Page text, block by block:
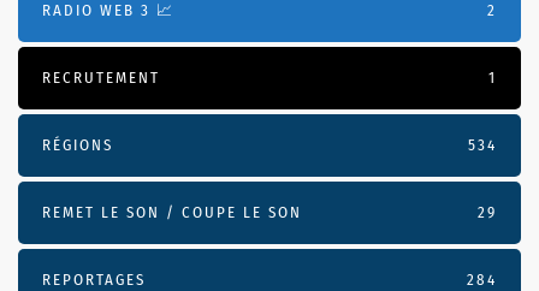
RADIO WEB 3 📈 2
RECRUTEMENT 1
RÉGIONS 534
REMET LE SON / COUPE LE SON 29
REPORTAGES 284